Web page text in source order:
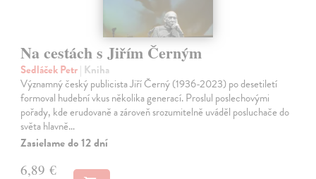
Na cestách s Jiřím Černým
Sedláček Petr| Kniha
Významný český publicista Jiří Černý (1936-2023) po desetiletí
formoval hudební vkus několika generací. Proslul poslechovými
pořady, kde erudovaně a zároveň srozumitelně uváděl posluchače do
světa hlavně…
Zasielame do 12 dní
6,89 €